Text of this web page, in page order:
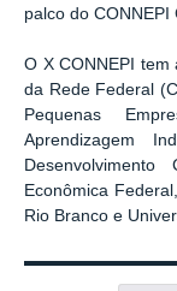
palco do CONNEPI
O X CONNEPI tem
da Rede Federal
Pequenas
Aprendizagem
Econômica
Rio Branco e